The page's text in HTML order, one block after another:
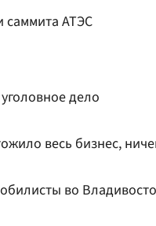
саммита АТЭС
дело
весь бизнес,
во